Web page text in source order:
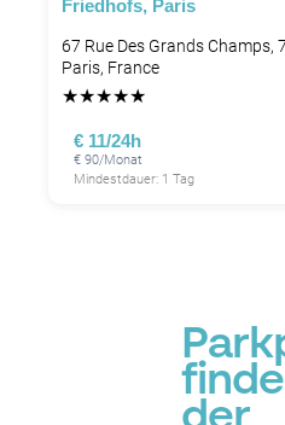
Friedhofs, Paris
67 Rue Des Grands Champs,
Paris, France
★★★★★
€ 11/24h
€ 90/Monat
Mindestdauer: 1 Tag